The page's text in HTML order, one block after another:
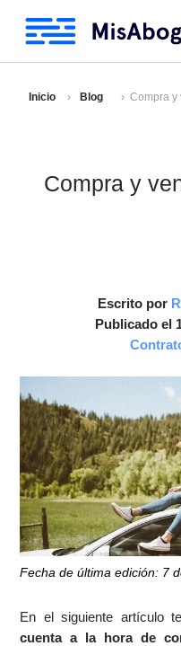
Inicio Blog Compra y
Compra y
Escrito por
Publicado el
Fecha de última edición: 7
En el siguiente artículo
cuenta a la hora de